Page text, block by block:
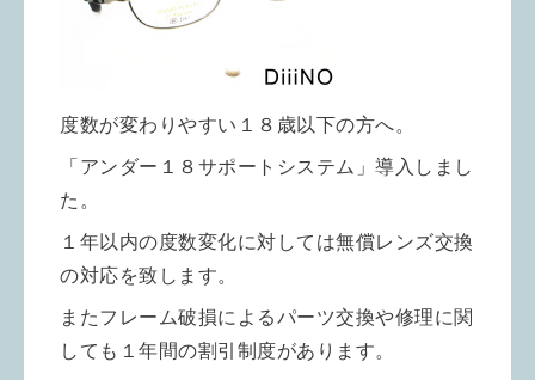
度数が変わりやすい１８歳以下の方へ。
「アンダー１８サポートシステム」導入しまし
た。
１年以内の度数変化に対しては無償レンズ交換
の対応を致します。
またフレーム破損によるパーツ交換や修理に関
しても１年間の割引制度があります。